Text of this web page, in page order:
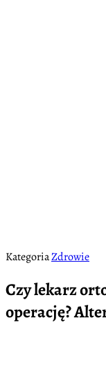
KategoriaZdrowie
Czy lekarz
operację?